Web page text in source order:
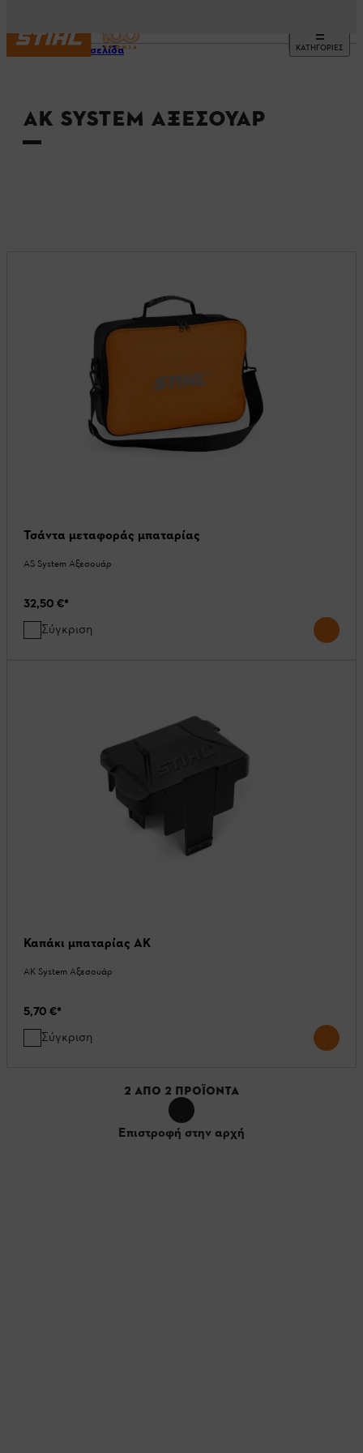
ΚΑΤΗΓΟΡΙΕΣ
Αρχική σελίδα
AK SYSTEM ΑΞΕΣΟΥΆΡ
Τσάντα μεταφοράς μπαταρίας
AS System Αξεσουάρ
32,50 €*
Σύγκριση
Καπάκι μπαταρίας AK
AK System Αξεσουάρ
5,70 €*
Σύγκριση
2 ΑΠΌ 2 ΠΡΟΪΌΝΤΑ
Επιστροφή στην αρχή